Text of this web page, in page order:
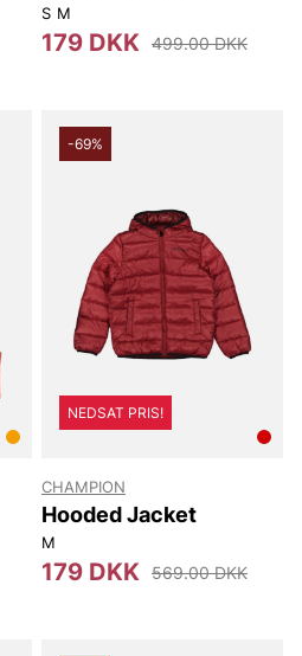
S M
179 DKK 499.00 DKK
-69%
NEDSAT PRIS!
CHAMPION
Hooded Jacket
M
179 DKK 569.00 DKK